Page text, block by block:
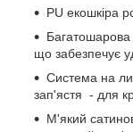
PU екошкіра
Багатошарова
що забезпечує
Система на
зап'ястя - для
М'який